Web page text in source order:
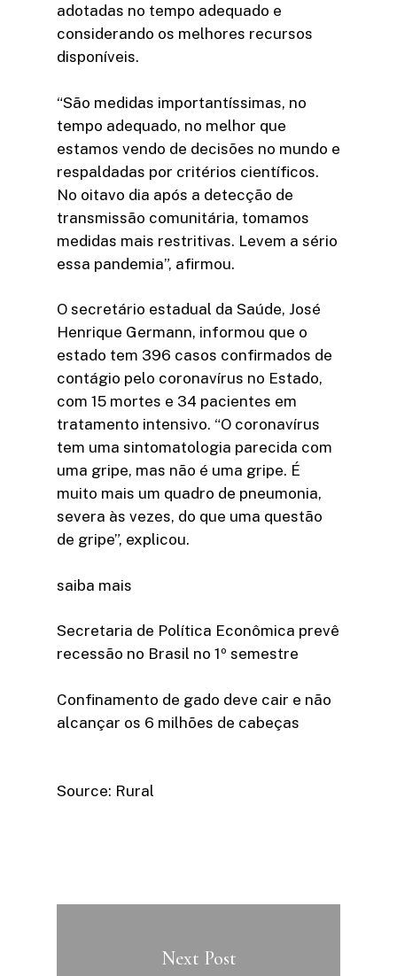
adotadas no tempo adequado e
considerando os melhores recursos
disponíveis.
“São medidas importantíssimas, no
tempo adequado, no melhor que
estamos vendo de decisões no mundo e
respaldadas por critérios científicos.
No oitavo dia após a detecção de
transmissão comunitária, tomamos
medidas mais restritivas. Levem a sério
essa pandemia”, afirmou.
O secretário estadual da Saúde, José
Henrique Germann, informou que o
estado tem 396 casos confirmados de
contágio pelo coronavírus no Estado,
com 15 mortes e 34 pacientes em
tratamento intensivo. “O coronavírus
tem uma sintomatologia parecida com
uma gripe, mas não é uma gripe. É
muito mais um quadro de pneumonia,
severa às vezes, do que uma questão
de gripe”, explicou.
saiba mais
Secretaria de Política Econômica prevê
recessão no Brasil no 1º semestre
Confinamento de gado deve cair e não
alcançar os 6 milhões de cabeças
Source: Rural
Next Post